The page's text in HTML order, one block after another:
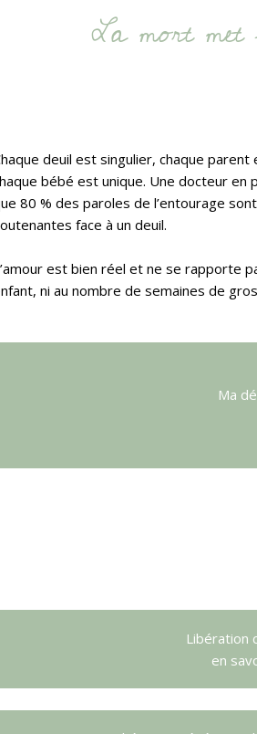
La mort met
deuil est singulier, chaque
bébé est unique. Une docteur en
80 % des paroles de l’entourage
face à un deuil.
est bien réel et ne se rapporte
ni au nombre de semaines de
Ma
Libération
en